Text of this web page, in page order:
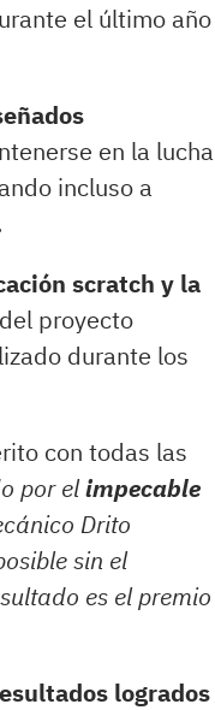
el último año
en la lucha
incluso a
scratch y la
proyecto
durante los
con todas las
por elimpecable
Drito
sin el
es el premio
logrados